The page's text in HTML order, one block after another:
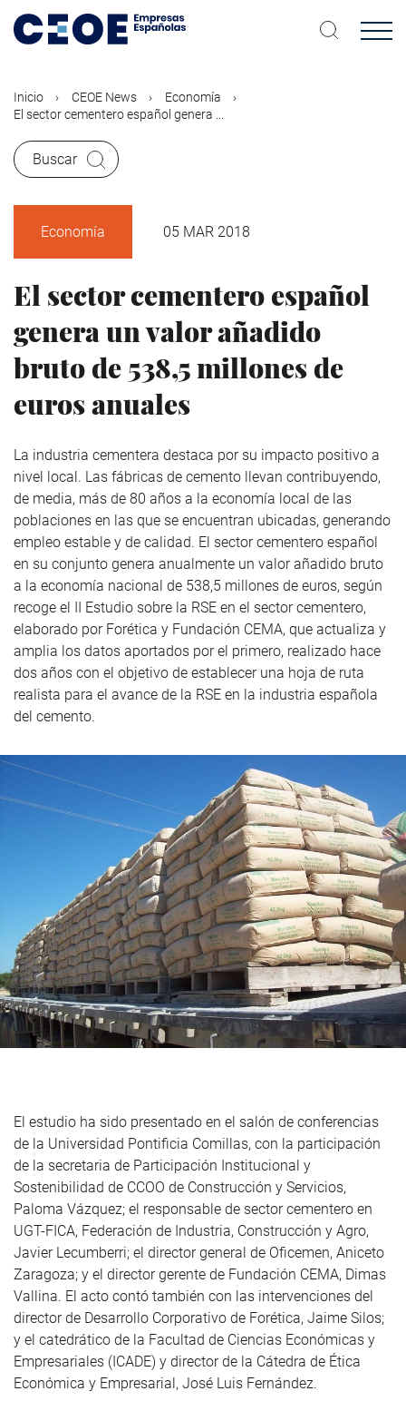
contenido
Inicio CEOE News
Economía
El sector cementero español genera ...
Buscar
Economía 05 MAR 2018
El sector cementero español
genera un valor añadido
bruto de 538,5 millones de
euros anuales
La industria cementera destaca por su impacto positivo a
nivel local. Las fábricas de cemento llevan contribuyendo,
de media, más de 80 años a la economía local de las
poblaciones en las que se encuentran ubicadas, generando
empleo estable y de calidad. El sector cementero español
en su conjunto genera anualmente un valor añadido bruto
a la economía nacional de 538,5 millones de euros, según
recoge el II Estudio sobre la RSE en el sector cementero,
elaborado por Forética y Fundación CEMA, que actualiza y
amplia los datos aportados por el primero, realizado hace
dos años con el objetivo de establecer una hoja de ruta
realista para el avance de la RSE en la industria española
del cemento.
El estudio ha sido presentado en el salón de conferencias
de la Universidad Pontificia Comillas, con la participación
de la secretaria de Participación Institucional y
Sostenibilidad de CCOO de Construcción y Servicios,
Paloma Vázquez; el responsable de sector cementero en
UGT-FICA, Federación de Industria, Construcción y Agro,
Javier Lecumberri; el director general de Oficemen, Aniceto
Zaragoza; y el director gerente de Fundación CEMA, Dimas
Vallina. El acto contó también con las intervenciones del
director de Desarrollo Corporativo de Forética, Jaime Silos;
y el catedrático de la Facultad de Ciencias Económicas y
Empresariales (ICADE) y director de la Cátedra de Ética
Económica y Empresarial, José Luis Fernández.